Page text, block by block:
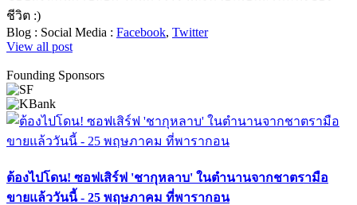
ชีวิต :)
Blog : Social Media : Facebook, Twitter
View all post
Founding Sponsors
ต้องไปโดน! ซอฟเสิร์ฟ 'ชากุหลาบ' ในตำนานจากชาตรามือ
ขายแล้ววันนี้ - 25 พฤษภาคม ที่พารากอน